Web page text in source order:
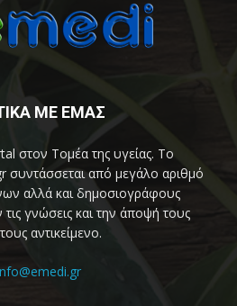
ΜΕ ΕΜΑΣ
στον Τομέα της υγείας. Το
συντάσσεται από μεγάλο αριθμό
αλλά και δημοσιογράφους
γνώσεις και την άποψή τους
αντικείμενο.